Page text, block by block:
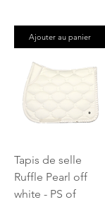
Ajouter au panier
Tapis de selle
Ruffle Pearl off
white - PS of